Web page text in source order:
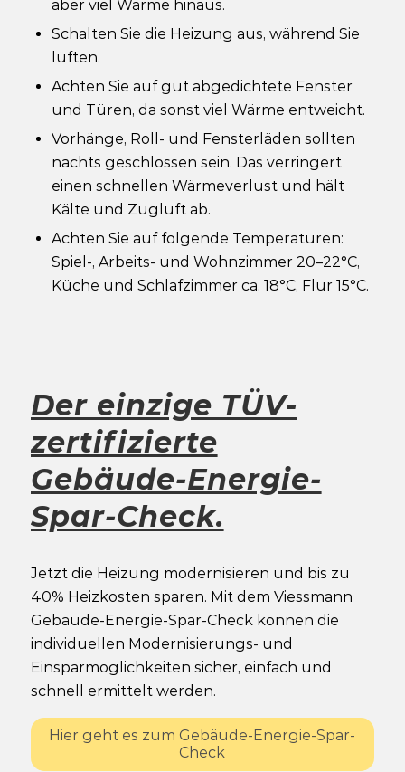
aber viel Wärme hinaus.
Schalten Sie die Heizung aus, während Sie
lüften.
Achten Sie auf gut abgedichtete Fenster
und Türen, da sonst viel Wärme entweicht.
Vorhänge, Roll- und Fensterläden sollten
nachts geschlossen sein. Das verringert
einen schnellen Wärmeverlust und hält
Kälte und Zugluft ab.
Achten Sie auf folgende Temperaturen:
Spiel-, Arbeits- und Wohnzimmer 20–22°C,
Küche und Schlafzimmer ca. 18°C, Flur 15°C.
Der einzige TÜV-
zertifizierte
Gebäude-Energie-
Spar-Check.
Jetzt die Heizung modernisieren und bis zu
40% Heizkosten sparen. Mit dem Viessmann
Gebäude-Energie-Spar-Check können die
individuellen Modernisierungs- und
Einsparmöglichkeiten sicher, einfach und
schnell ermittelt werden.
Hier geht es zum Gebäude-Energie-Spar-
Check